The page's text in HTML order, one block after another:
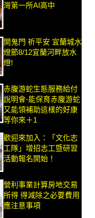
灣第一所AI高中
開鬼門 祈平安 宜蘭城水
燈節8/12宜蘭河畔放水
燈!
赤腹游蛇生態服務給付
說明會-能保育赤腹游蛇
又能領補助這樣的好康
等你來＋1
歡迎來加入：「文化志
工隊」增招志工暨研習
活動報名開始！
營利事業計算房地交易
所得 得減除之必要費用
應注意事項